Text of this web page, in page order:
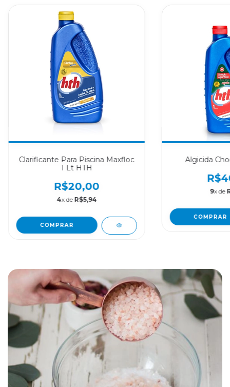
Clarificante Para Piscina Maxfloc
1 Lt HTH
R$20,00
4x de R$5,94
Algicida
9x de